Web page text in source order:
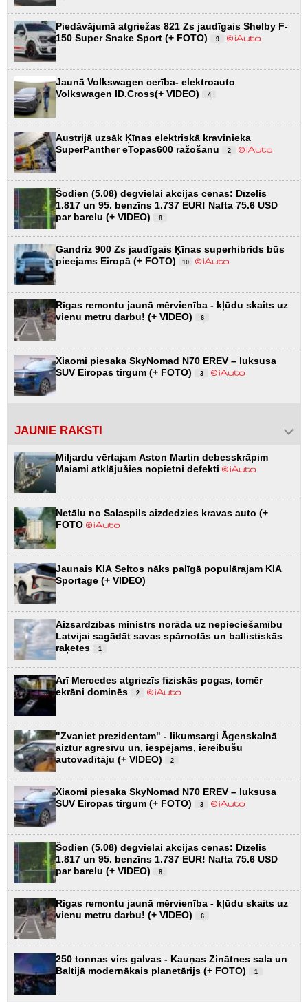
Piedāvājumā atgriežas 821 Zs jaudīgais Shelby F-
150 Super Snake Sport (+ FOTO)
9
Jaunā Volkswagen cerība- elektroauto
Volkswagen ID.Cross(+ VIDEO)
4
Austrijā uzsāk Ķīnas elektriskā kravinieka
SuperPanther eTopas600 ražošanu
2
Šodien (5.08) degvielai akcijas cenas: Dīzelis
1.817 un 95. benzīns 1.737 EUR! Nafta 75.6 USD
par barelu (+ VIDEO)
8
Gandrīz 900 Zs jaudīgais Ķīnas superhibrīds būs
pieejams Eiropā (+ FOTO)
10
Rīgas remontu jaunā mērvienība - kļūdu skaits uz
vienu metru darbu! (+ VIDEO)
6
Xiaomi piesaka SkyNomad N70 EREV – luksusa
SUV Eiropas tirgum (+ FOTO)
3
JAUNIE RAKSTI
Miljardu vērtajam Aston Martin debesskrāpim
Maiami atklājušies nopietni defekti
Netālu no Salaspils aizdedzies kravas auto (+
FOTO
Jaunais KIA Seltos nāks palīgā populārajam KIA
Sportage (+ VIDEO)
Aizsardzības ministrs norāda uz nepieciešamību
Latvijai sagādāt savas spārnotās un ballistiskās
raķetes
1
Arī Mercedes atgriezīs fiziskās pogas, tomēr
ekrāni dominēs
2
"Zvaniet prezidentam" - likumsargi Āgenskalnā
aiztur agresīvu un, iespējams, iereibušu
autovadītāju (+ VIDEO)
2
Xiaomi piesaka SkyNomad N70 EREV – luksusa
SUV Eiropas tirgum (+ FOTO)
3
Šodien (5.08) degvielai akcijas cenas: Dīzelis
1.817 un 95. benzīns 1.737 EUR! Nafta 75.6 USD
par barelu (+ VIDEO)
8
Rīgas remontu jaunā mērvienība - kļūdu skaits uz
vienu metru darbu! (+ VIDEO)
6
250 tonnas virs galvas - Kauņas Zinātnes sala un
Baltijā modernākais planetārijs (+ FOTO)
1